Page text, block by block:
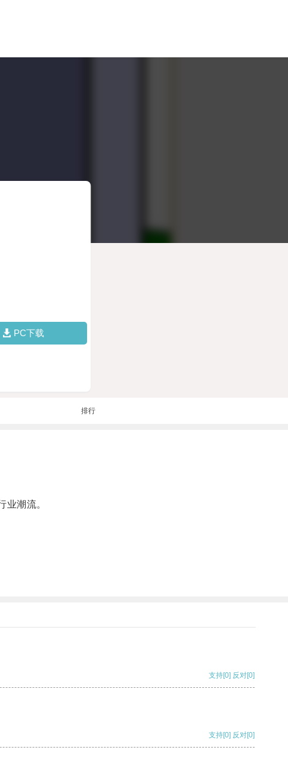
PC下载
排行
潮流。
支持[0] 反对[0]
支持[0] 反对[0]